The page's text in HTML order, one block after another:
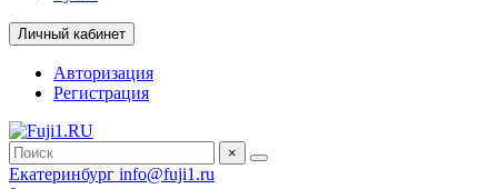
Личный кабинет
Авторизация
Регистрация
×
Екатеринбург info@fuji1.ru